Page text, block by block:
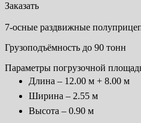
Заказать
7-осные раздвижные
Грузоподъёмность до 90 тонн
Параметры погрузочной
Длина – 12.00 м + 8.00 м
Ширина – 2.55 м
Высота – 0.90 м